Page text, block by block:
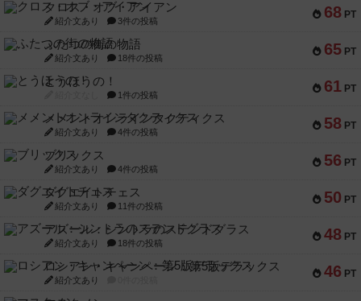
68 PT
クロス・オブ・アイアン
紹介文あり 3件の投稿
65 PT
ふたつの街の物語
紹介文あり 18件の投稿
61 PT
とうほうの！
1件の投稿
58 PT
メメントオンラインタクティクス
紹介文あり 4件の投稿
56 PT
ブリックス
紹介文あり 4件の投稿
50 PT
ダグエイトチェス
紹介文あり 11件の投稿
48 PT
アズール：シントラのステンドグラス
紹介文あり 18件の投稿
46 PT
ロシアン・キャンペーン：第5版デラックス
紹介文あり